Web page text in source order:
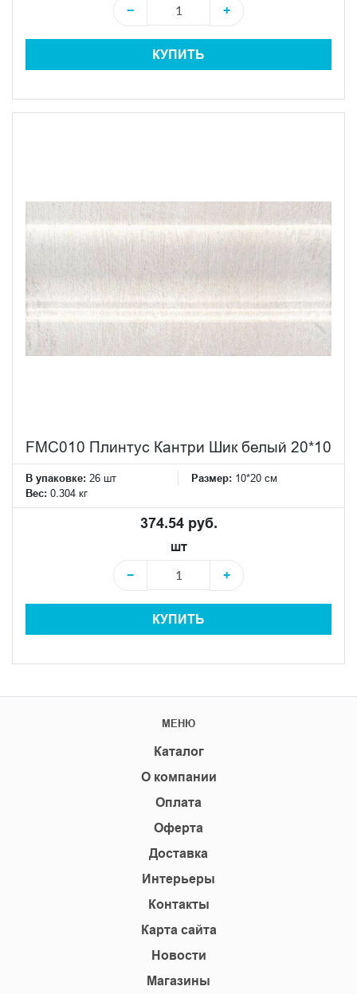
−
+
КУПИТЬ
FMC010 Плинтус Кантри Шик белый 20*10
В упаковке: 26 шт Размер: 10*20 см
Вес: 0.304 кг
374.54 руб.
шт
−
+
КУПИТЬ
МЕНЮ
Каталог
О компании
Оплата
Оферта
Доставка
Интерьеры
Контакты
Карта сайта
Новости
Магазины